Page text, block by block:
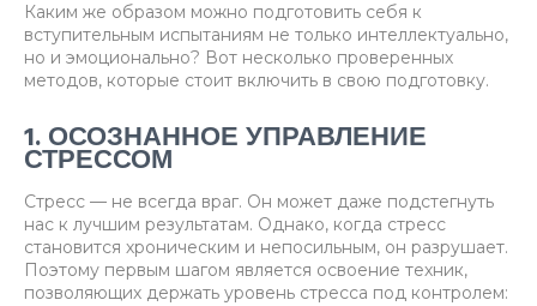
Каким же образом можно подготовить себя к
вступительным испытаниям не только интеллектуально,
но и эмоционально? Вот несколько проверенных
методов, которые стоит включить в свою подготовку.
1. ОСОЗНАННОЕ УПРАВЛЕНИЕ
СТРЕССОМ
Стресс — не всегда враг. Он может даже подстегнуть
нас к лучшим результатам. Однако, когда стресс
становится хроническим и непосильным, он разрушает.
Поэтому первым шагом является освоение техник,
позволяющих держать уровень стресса под контролем: